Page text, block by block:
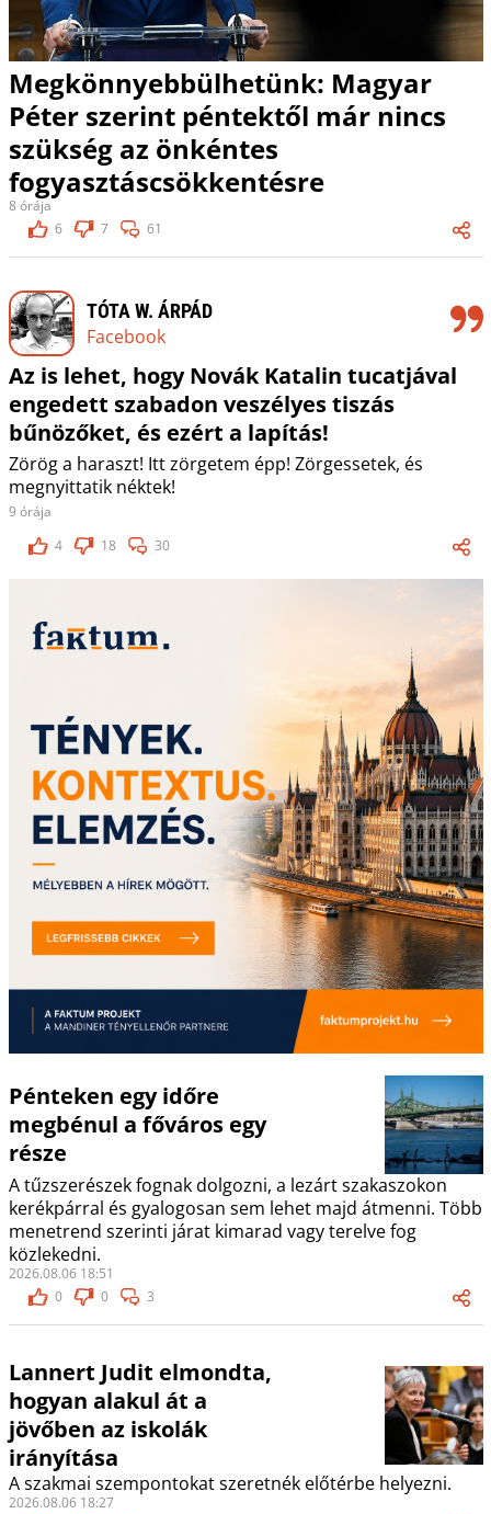
Megkönnyebbülhetünk: Magyar
Péter szerint péntektől már nincs
szükség az önkéntes
fogyasztáscsökkentésre
8 órája
6
7 61
TÓTA W. ÁRPÁD
Facebook
Az is lehet, hogy Novák Katalin tucatjával
engedett szabadon veszélyes tiszás
bűnözőket, és ezért a lapítás!
Zörög a haraszt! Itt zörgetem épp! Zörgessetek, és
megnyittatik néktek!
9 órája
4
18 30
Pénteken egy időre
megbénul a főváros egy
része
A tűzszerészek fognak dolgozni, a lezárt szakaszokon
kerékpárral és gyalogosan sem lehet majd átmenni. Több
menetrend szerinti járat kimarad vagy terelve fog
közlekedni.
2026.08.06 18:51
0
0 3
Lannert Judit elmondta,
hogyan alakul át a
jövőben az iskolák
irányítása
A szakmai szempontokat szeretnék előtérbe helyezni.
2026.08.06 18:27